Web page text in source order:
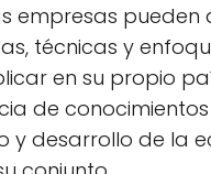
empresas pueden
técnicas y
en su propio
de
y desarrollo de la